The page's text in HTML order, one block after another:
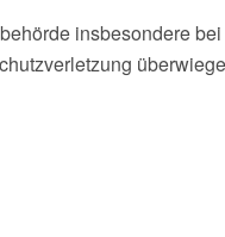
insbesondere